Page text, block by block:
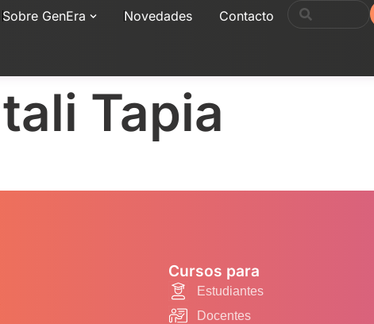
Sobre GenEra Novedades Contacto
Tapia
Cursos para
Estudiantes
Docentes